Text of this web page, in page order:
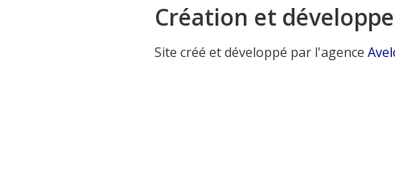
Création et
Site créé et développé par l'agence